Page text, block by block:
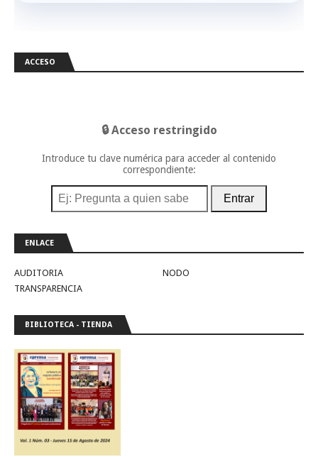
ACCESO
🔒 Acceso restringido
Introduce tu clave numérica para acceder al contenido
correspondiente:
Entrar
ENLACE
AUDITORIA
NODO
TRANSPARENCIA
BIBLIOTECA - TIENDA